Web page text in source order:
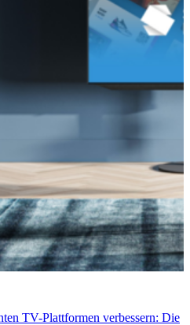
TV-Plattformen verbessern: Die